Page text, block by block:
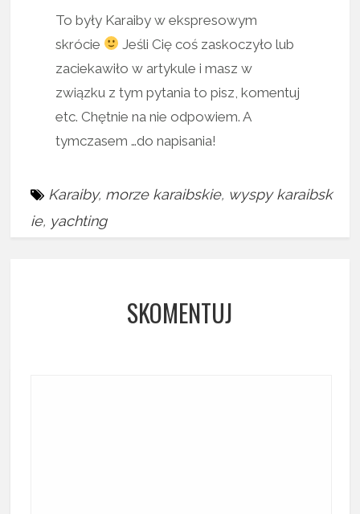
To były Karaiby w ekspresowym
skrócie
Jeśli Cię coś zaskoczyło lub
zaciekawiło w artykule i masz w
związku z tym pytania to pisz, komentuj
etc. Chętnie na nie odpowiem. A
tymczasem …do napisania!
Karaiby, morze karaibskie, wyspy karaibsk
ie, yachting
SKOMENTUJ